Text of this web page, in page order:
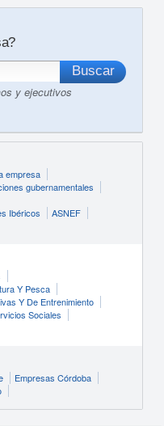
y ejecutivos
empresa
gubernamentales
Ibéricos
ASNEF
Y Pesca
Y De Entrenimiento
Sociales
Empresas Córdoba